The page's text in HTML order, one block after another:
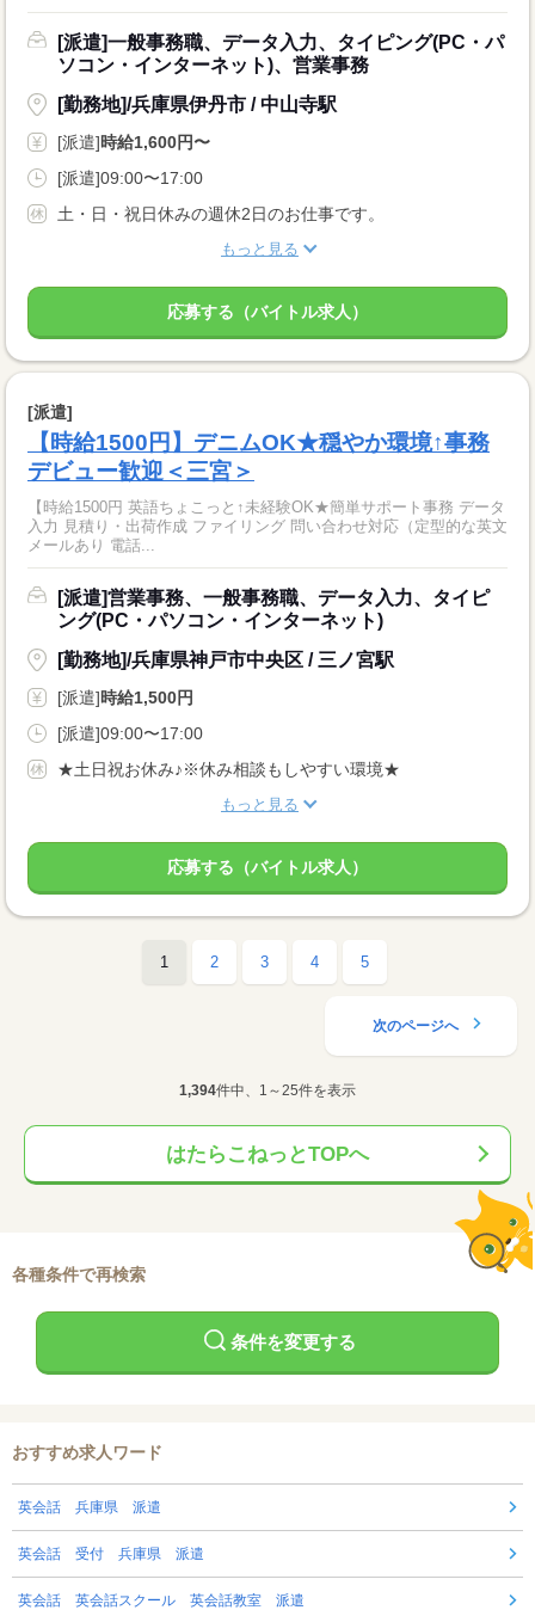
[派遣]一般事務職、データ入力、タイピング(PC・パ
ソコン・インターネット)、営業事務
[勤務地]/兵庫県伊丹市 / 中山寺駅
[派遣]時給1,600円〜
[派遣]09:00〜17:00
土・日・祝日休みの週休2日のお仕事です。
もっと見る
応募する（バイトル求人）
[派遣]
【時給1500円】デニムOK★穏やか環境↑事務
デビュー歓迎＜三宮＞
【時給1500円 英語ちょこっと↑未経験OK★簡単サポート事務 データ
入力 見積り・出荷作成 ファイリング 問い合わせ対応（定型的な英文
メールあり 電話...
[派遣]営業事務、一般事務職、データ入力、タイピ
ング(PC・パソコン・インターネット)
[勤務地]/兵庫県神戸市中央区 / 三ノ宮駅
[派遣]時給1,500円
[派遣]09:00〜17:00
★土日祝お休み♪※休み相談もしやすい環境★
もっと見る
応募する（バイトル求人）
1 2 3 4 5
次のページへ
1,394件中、1～25件を表示
はたらこねっとTOPへ
各種条件で再検索
条件を変更する
おすすめ求人ワード
英会話 兵庫県 派遣
英会話 受付 兵庫県 派遣
英会話 英会話スクール 英会話教室 派遣